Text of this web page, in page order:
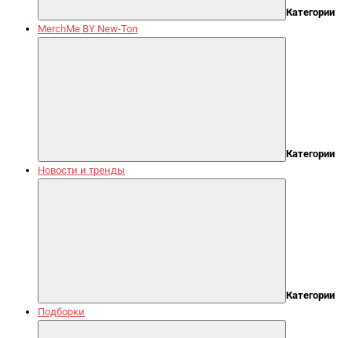
Категории
MerchMe BY New-Ton
Категории
Новости и тренды
Категории
Подборки